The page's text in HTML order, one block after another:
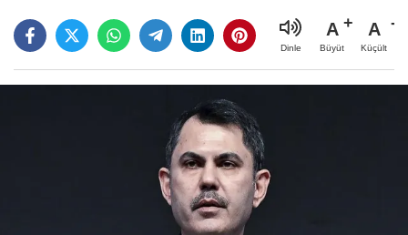
Dinle
A
Büyüt
A
Küçült